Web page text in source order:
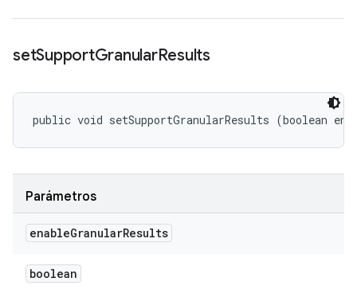
setSupportGranularResults
public void setSupportGranularResults (boolean
Parámetros
enableGranularResults
boolean